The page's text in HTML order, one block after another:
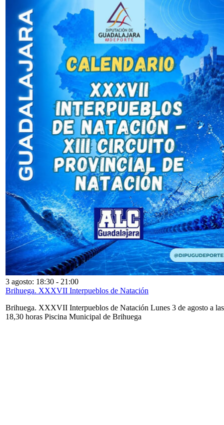
3 agosto: 18:30 - 21:00
Brihuega. XXXVII Interpueblos de Natación
Brihuega. XXXVII Interpueblos de Natación Lunes 3 de agosto a las
18,30 horas Piscina Municipal de Brihuega